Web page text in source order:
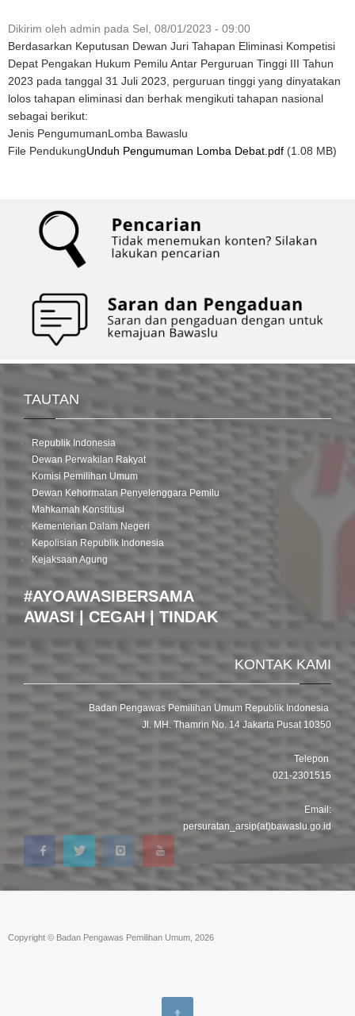
Dikirim oleh admin pada Sel, 08/01/2023 - 09:00
Berdasarkan Keputusan Dewan Juri Tahapan Eliminasi Kompetisi
Depat Pengakan Hukum Pemilu Antar Perguruan Tinggi III Tahun
2023 pada tanggal 31 Juli 2023, perguruan tinggi yang dinyatakan
lolos tahapan eliminasi dan berhak mengikuti tahapan nasional
sebagai berikut:
Jenis PengumumanLomba Bawaslu
File PendukungUnduh Pengumuman Lomba Debat.pdf (1.08 MB)
TAUTAN
Republik Indonesia
Dewan Perwakilan Rakyat
Komisi Pemilihan Umum
Dewan Kehormatan Penyelenggara Pemilu
Mahkamah Konstitusi
Kementerian Dalam Negeri
Kepolisian Republik Indonesia
Kejaksaan Agung
#AYOAWASIBERSAMA
AWASI | CEGAH | TINDAK
KONTAK KAMI
Badan Pengawas Pemilihan Umum Republik Indonesia
Jl. MH. Thamrin No. 14 Jakarta Pusat 10350
Telepon
021-2301515
Email:
persuratan_arsip(at)bawaslu.go.id
Copyright © Badan Pengawas Pemilihan Umum, 2026